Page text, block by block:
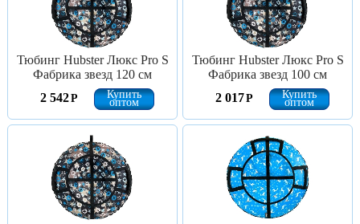
Тюбинг Hubster Люкс Pro S
Фабрика звезд 120 см
2 542Р Купить
оптом
Тюбинг Hubster Люкс Pro S
Фабрика звезд 100 см
2 017Р Купить
оптом